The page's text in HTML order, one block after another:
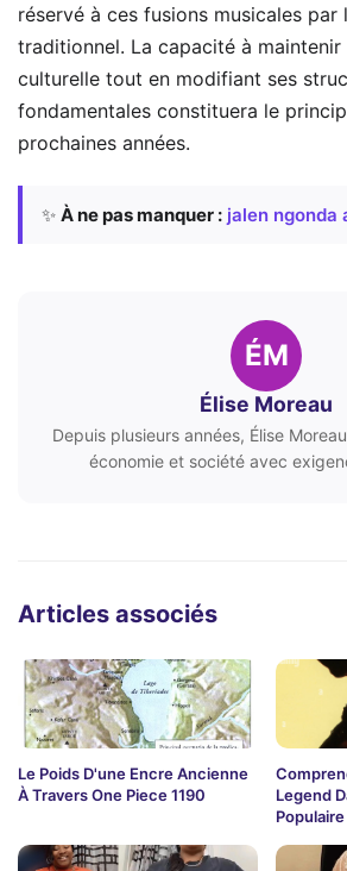
réservé à ces fusions musicales
traditionnel. La capacité à
culturelle tout en modifiant ses
fondamentales constituera le
prochaines années.
✨ À ne pas manquer : jalen ngonda
ÉM
Élise Moreau
Depuis plusieurs années, Élise
économie et société avec
Articles associés
Le Poids D'une Encre Ancienne
À Travers One Piece 1190
Legend